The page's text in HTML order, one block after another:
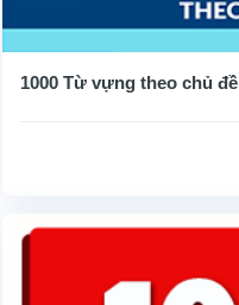
1000 Từ vựng theo chủ đề